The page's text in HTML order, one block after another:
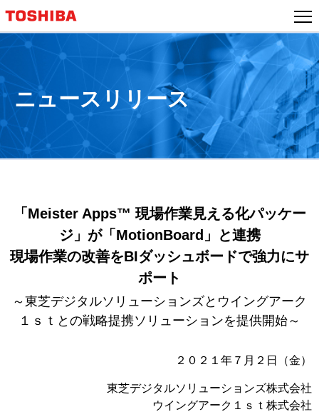
ン
プ
ニュースリリース
「Meister Apps™ 現場作業見える化パッケー
ジ」が「MotionBoard」と連携
現場作業の改善をBIダッシュボードで強力にサ
ポート
～東芝デジタルソリューションズとウイングアーク
１ｓｔとの戦略提携ソリューションを提供開始～
２０２１年７月２日（金）
東芝デジタルソリューションズ株式会社
ウイングアーク１ｓｔ株式会社